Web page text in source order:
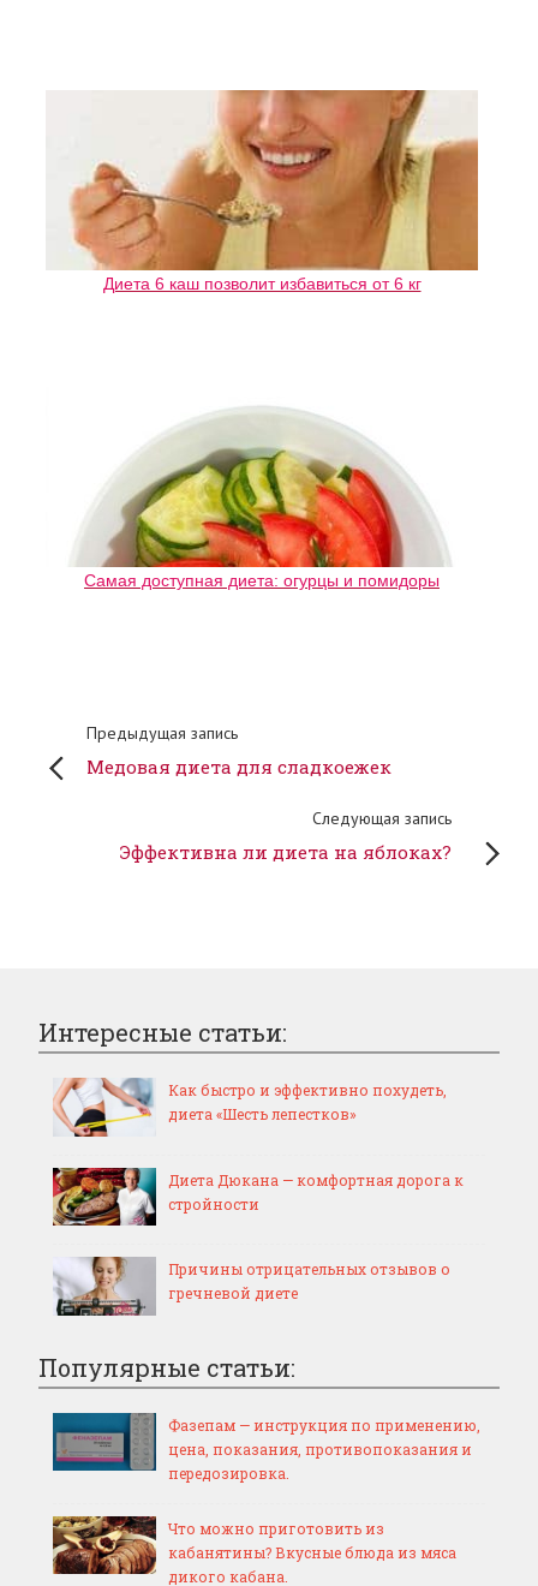
Диета 6 каш позволит избавиться от 6 кг
Самая доступная диета: огурцы и помидоры
Предыдущая запись
Медовая диета для сладкоежек
Следующая запись
Эффективна ли диета на яблоках?
Интересные статьи:
Как быстро и эффективно похудеть,
диета «Шесть лепестков»
Диета Дюкана — комфортная дорога к
стройности
Причины отрицательных отзывов о
гречневой диете
Популярные статьи:
Фазепам — инструкция по применению,
цена, показания, противопоказания и
передозировка.
Что можно приготовить из
кабанятины? Вкусные блюда из мяса
дикого кабана.